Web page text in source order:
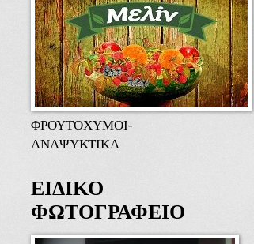
ΦΡΟΥΤΟΧΥΜΟΙ-
ΑΝΑΨΥΚΤΙΚΑ
ΕΙΔΙΚΟ
ΦΩΤΟΓΡΑΦΕΙΟ